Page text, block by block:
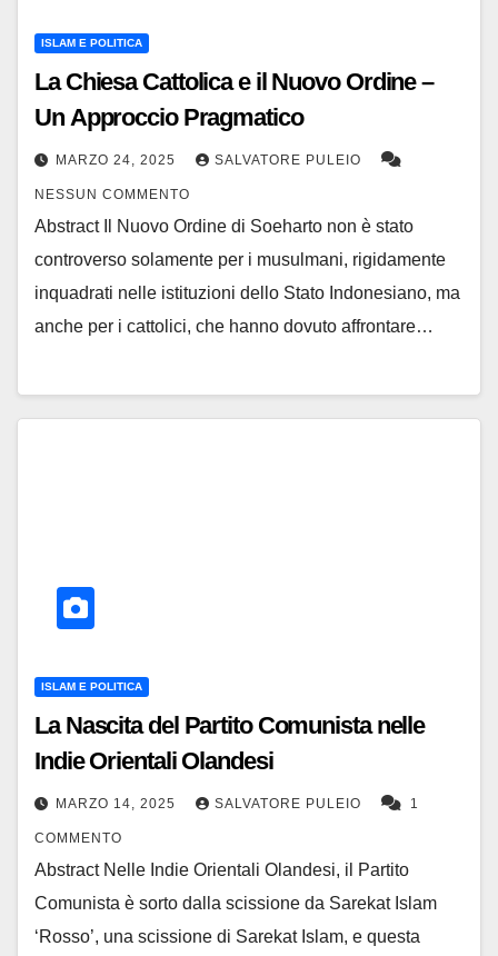
ISLAM E POLITICA
La Chiesa Cattolica e il Nuovo Ordine –
Un Approccio Pragmatico
MARZO 24, 2025 SALVATORE PULEIO
NESSUN COMMENTO
Abstract Il Nuovo Ordine di Soeharto non è stato
controverso solamente per i musulmani, rigidamente
inquadrati nelle istituzioni dello Stato Indonesiano, ma
anche per i cattolici, che hanno dovuto affrontare…
ISLAM E POLITICA
La Nascita del Partito Comunista nelle
Indie Orientali Olandesi
MARZO 14, 2025 SALVATORE PULEIO 1
COMMENTO
Abstract Nelle Indie Orientali Olandesi, il Partito
Comunista è sorto dalla scissione da Sarekat Islam
‘Rosso’, una scissione di Sarekat Islam, e questa